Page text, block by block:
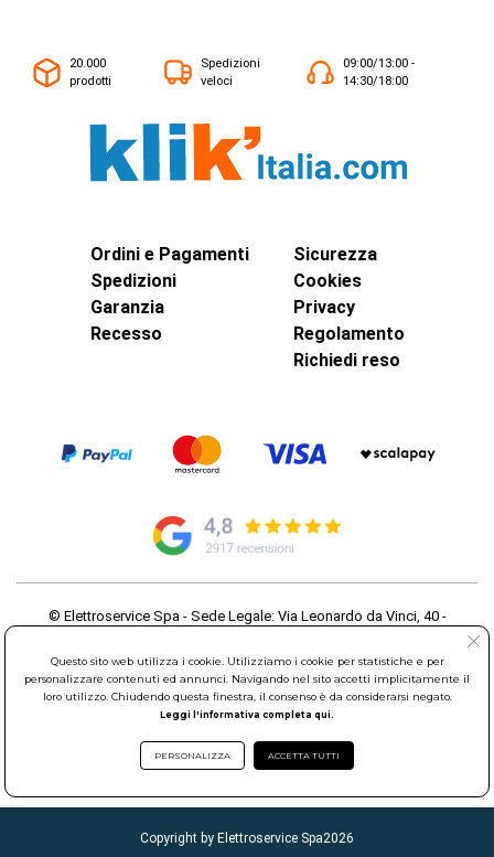
20.000
prodotti
Spedizioni
veloci
09:00/13:00 -
14:30/18:00
Ordini e Pagamenti
Spedizioni
Garanzia
Recesso
Sicurezza
Cookies
Privacy
Regolamento
Richiedi reso
© Elettroservice Spa - Sede Legale: Via Leonardo da Vinci, 40 -
Partita Iva: 01586761007 - Codice Fiscale: 06634500588 Capitale
Sociale 1.600.000,00 Euro i.v. Iscritto al Registro delle Imprese di
Roma REA: RM-535144
Sede Operativa: Via Leonardo da Vinci, 40 - 00015 Monterotondo
Scalo (RM) - Telefono:06.90095358
Copyright by Elettroservice Spa2026
Questo sito web utilizza i cookie. Utilizziamo i cookie per statistiche e per
personalizzare contenuti ed annunci. Navigando nel sito accetti implicitamente il
loro utilizzo. Chiudendo questa finestra, il consenso è da considerarsi negato.
Leggi l'informativa completa qui.
PERSONALIZZA ACCETTA TUTTI